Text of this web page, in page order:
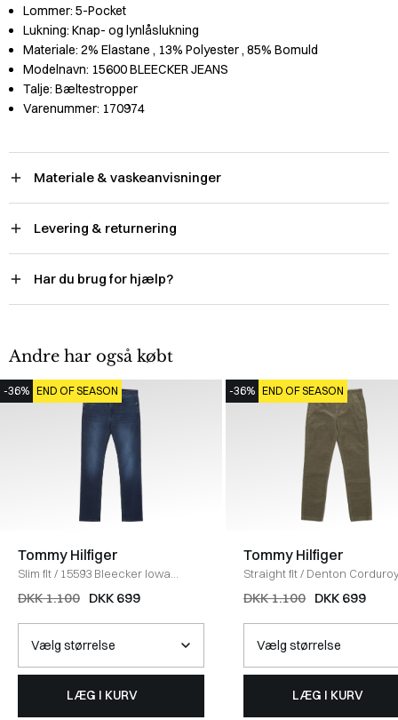
Lommer: 5-Pocket
Lukning: Knap- og lynlåslukning
Materiale: 2% Elastane , 13% Polyester, 85% Bomuld
Modelnavn: 15600 BLEECKER JEANS
Talje: Bæltestropper
Varenummer: 170974
Materiale & vaskeanvisninger
Levering & returnering
Har du brug for hjælp?
Andre har også købt
-36% END OF SEASON
Tommy Hilfiger
Slim fit/ 15593 Bleecker Iowa
Jeans
DENIM
DKK 1.100 DKK 699
LÆG I KURV
-36% END OF SEASON
Tommy Hilfiger
Straight fit/ Denton
Chinos
/ GRØN
DKK 1.100 DKK 699
LÆG I KURV